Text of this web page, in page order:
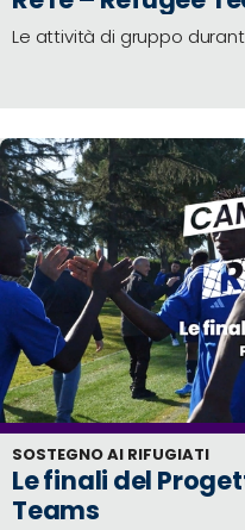
Emergenza
Circolare
Emergenza
Climatica
Sostenibilità
degli
Eventi
Sostenibilità
delle
Infrastrutture
Outraged
Notizie
Speak
out!
Le attività di gruppo
SOSTEGNO AI RIFUGIATI
Le finali del
Teams